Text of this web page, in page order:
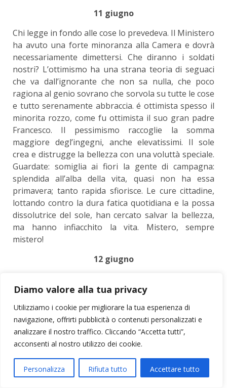
Diamo valore alla tua privacy
Utilizziamo i cookie per migliorare la tua esperienza di
navigazione, offrirti pubblicità o contenuti personalizzati e
analizzare il nostro traffico. Cliccando “Accetta tutti”,
acconsenti al nostro utilizzo dei cookie.
Personalizza Rifiuta tutto Accettare tutto
11 giugno
Chi legge in fondo alle cose lo prevedeva. Il Ministero
ha avuto una forte minoranza alla Camera e dovrà
necessariamente dimettersi. Che diranno i soldati
nostri? L’ottimismo ha una strana teoria di seguaci
che va dall’ignorante che non sa nulla, che poco
ragiona al genio sovrano che sorvola su tutte le cose
e tutto serenamente abbraccia. é ottimista spesso il
minorita rozzo, come fu ottimista il suo gran padre
Francesco. Il pessimismo raccoglie la somma
maggiore degl’ingegni, anche elevatissimi. Il sole
crea e distrugge la bellezza con una voluttà speciale.
Guardate: somiglia ai fiori la gente di campagna:
splendida all’alba della vita, quasi non ha essa
primavera; tanto rapida sfiorisce. Le cure cittadine,
lottando contro la dura fatica quotidiana e la possa
dissolutrice del sole, han cercato salvar la bellezza,
ma hanno infiacchito la vita. Mistero, sempre
mistero!
12 giugno
Salandra sconta delle colpe gravi. Io non credo che
esso avesse chiara idea degl’interessi italiani, ne’
energia capace di superare le difficoltà del momento
e conquistare alla patria il massimo risultato dagli
sforzi innumerevoli e duri che il paese serenamente
Ministero organizzasse proprio esso direttamente le
famose giornate del maggio 1915, benché le